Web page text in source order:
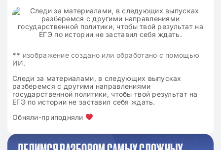
** изображение создано или обработано с помощью
ИИ.
Следи за материалами, в следующих выпусках
разберемся с другими направлениями
государственной политики, чтобы твой результат на
ЕГЭ по истории не заставил себя ждать.
Обняли-приподняли